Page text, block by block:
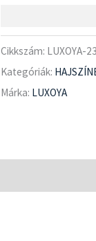
Cikkszám: LUXOYA-
Kategóriák:
Márka: LUXOYA